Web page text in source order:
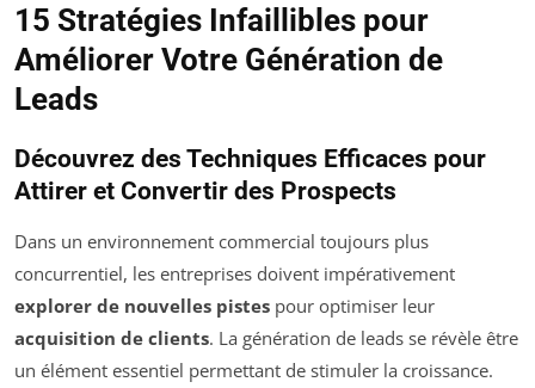
15 Stratégies Infaillibles pour
Améliorer Votre Génération de
Leads
Découvrez des Techniques Efficaces pour
Attirer et Convertir des Prospects
Dans un environnement commercial toujours plus
concurrentiel, les entreprises doivent impérativement
explorer de nouvelles pistes pour optimiser leur
acquisition de clients. La génération de leads se révèle être
un élément essentiel permettant de stimuler la croissance.